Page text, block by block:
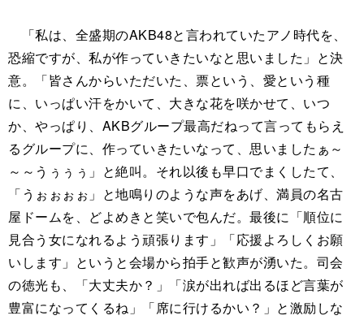
「私は、全盛期のAKB48と言われていたアノ時代を、
恐縮ですが、私が作っていきたいなと思いました」と決
意。「皆さんからいただいた、票という、愛という種
に、いっぱい汗をかいて、大きな花を咲かせて、いつ
か、やっぱり、AKBグループ最高だねって言ってもらえ
るグループに、作っていきたいなって、思いましたぁ～
～～うぅぅぅ」と絶叫。それ以後も早口でまくしたて、
「うぉぉぉぉ」と地鳴りのような声をあげ、満員の名古
屋ドームを、どよめきと笑いで包んだ。最後に「順位に
見合う女になれるよう頑張ります」「応援よろしくお願
いします」というと会場から拍手と歓声が湧いた。司会
の徳光も、「大丈夫か？」「涙が出れば出るほど言葉が
豊富になってくるね」「席に行けるかい？」と激励しな